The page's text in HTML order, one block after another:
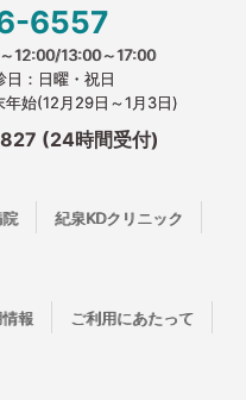
6557
12:00/13:00～17:00
日：日曜・祝日
月29日～1月3日)
(24時間受付)
紀泉KDクリニック
報 ご利用にあたって